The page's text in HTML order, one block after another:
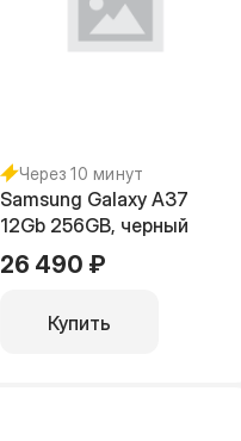
Через 10 минут
Samsung Galaxy A37
12Gb 256GB, черный
26 490 ₽
Купить